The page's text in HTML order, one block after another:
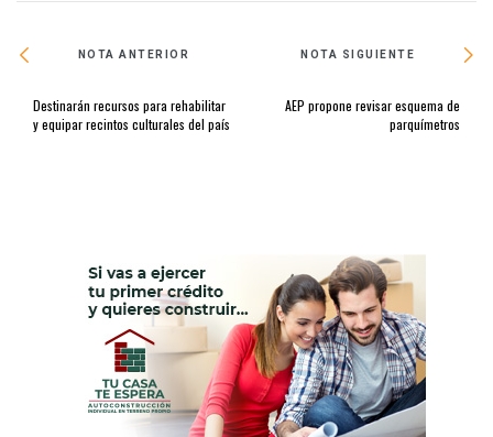
NOTA ANTERIOR
Destinarán recursos para rehabilitar
y equipar recintos culturales del país
NOTA SIGUIENTE
AEP propone revisar esquema de
parquímetros